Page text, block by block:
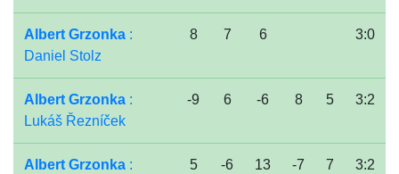
Albert Grzonka :
Daniel Stolz
8 7 6 3:0
Albert Grzonka :
Lukáš Řezníček
-9 6 -6 8 5 3:2
Albert Grzonka :
5 -6 13 -7 7 3:2